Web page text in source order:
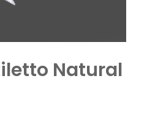
Natural